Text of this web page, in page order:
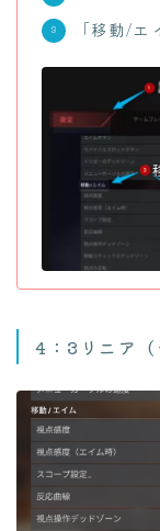
「移動/
4：3リニア（